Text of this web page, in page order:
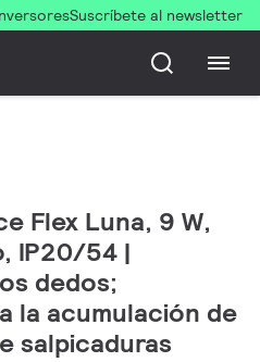
Suscríbete al newsletter
Flex Luna, 9 W,
IP20/54 |
dedos;
la acumulación de
salpicaduras